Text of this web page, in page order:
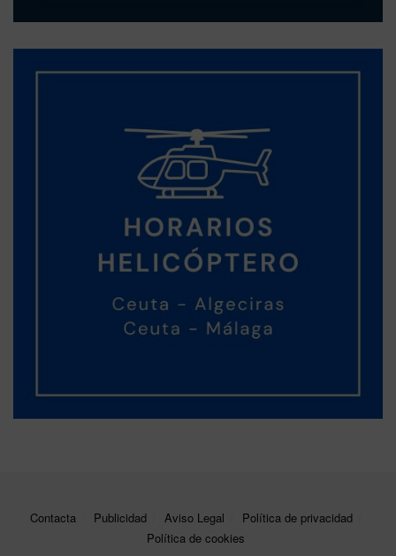
Contacta Publicidad Aviso Legal
Política de privacidad
Política de cookies